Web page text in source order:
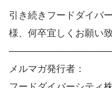
引き続きフードダイバ
様、何卒宜しくお願い致
メルマガ発行者：